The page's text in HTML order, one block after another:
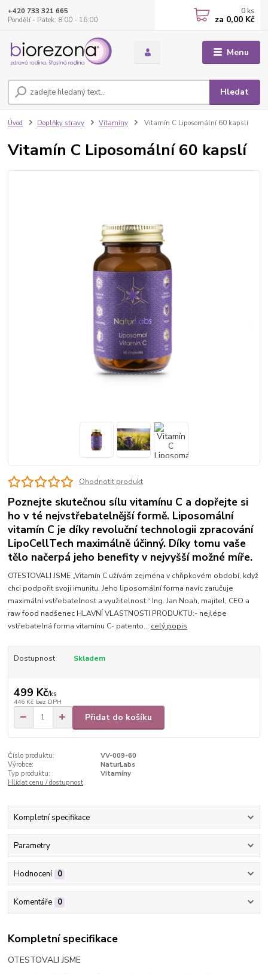
Menu
Hledat
+420 733 321 665
Pondělí - Pátek: 8:00 - 16:00
0 ks
za 0,00 Kč
Úvod Doplňky stravy Vitamíny Vitamín C Liposomální 60 kapslí
Vitamín C Liposomální 60 kapslí
Ohodnotit produkt
Poznejte skutečnou sílu vitamínu C a dopřejte si
ho v té nejvstřebatelnější formě. Liposomální
vitamín C je díky revoluční technologii zpracování
LipoCellTech maximálně účinný. Díky tomu vaše
tělo načerpá jeho benefity v nejvyšší možné míře.
OTESTOVALI JSME „Vitamín C užívám zejména v chřipkovém období, když
chci podpořit svoji imunitu. Jeho liposomální forma navíc zaručuje
maximální vstřebatelnost a využitelnost.“ Ing. Jan Noah, majitel, CEO a
raw food nadšenec HLAVNÍ VLASTNOSTI PRODUKTU:- nejlépe
vstřebatelná forma vitamínu C- patento... celý popis
Dostupnost Skladem
499 Kč/ks
446 Kč bez DPH
Přidat do košíku
Číslo produktu:
VV-009-60
Výrobce:
NaturLabs
Typ produktu:
Vitamíny
Hlídat cenu / dostupnost
Kompletní specifikace
Parametry
Hodnocení 0
Komentáře 0
Kompletní specifikace
OTESTOVALI JSME